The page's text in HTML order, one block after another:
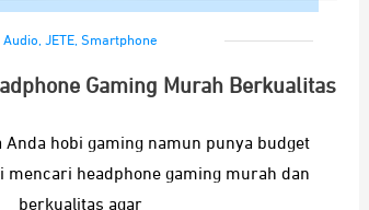
Audio, JETE, Smartphone
Gaming Murah Berkualitas
Anda hobi gaming namun punya budget
mencari headphone gaming murah dan
berkualitas agar